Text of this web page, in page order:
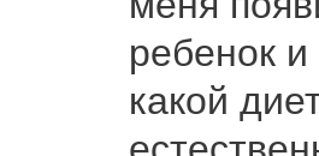
ребенок
какой